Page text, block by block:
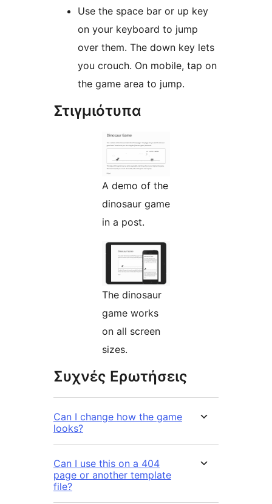
Use the space bar or up key
on your keyboard to jump
over them. The down key lets
you crouch. On mobile, tap on
the game area to jump.
Στιγμιότυπα
A demo of the
dinosaur game
in a post.
The dinosaur
game works
on all screen
sizes.
Συχνές Ερωτήσεις
Can I change how the game
looks?
Can I use this on a 404
page or another template
file?